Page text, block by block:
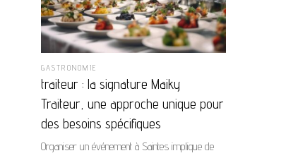
GASTRONOMIE
traiteur : la signature Maiky
Traiteur, une approche unique pour
des besoins spécifiques
Organiser un événement à Saintes implique de